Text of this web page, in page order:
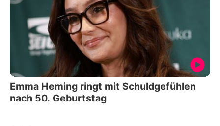
Emma Heming ringt mit Schuldgefühlen
nach 50. Geburtstag